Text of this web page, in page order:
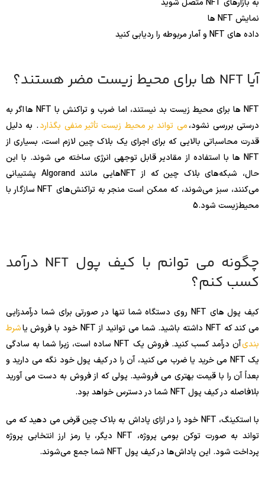
به بازارهای NFT متصل شوید
نمایش NFT ها
داده های NFT و آمار مربوطه را ردیابی کنید
آیا NFT ها برای محیط زیست مضر هستند؟
NFT ها برای محیط زیست بد نیستند، اما ضرب و تراکنش با NFT ها اگر به
درستی بررسی نشود،می تواند بر محیط زیست تأثیر منفی بگذارد. به دلیل
قدرت محاسباتی بالایی که برای اجرای یک بلاک چین لازم است، بسیاری از
NFT ها با استفاده از مقادیر قابل توجهی انرژی ساخته می شوند. با این
حال، شبکه‌های بلاک چین که از NFT‌هایی مانند Algorand پشتیبانی
می‌کنند، سبز می‌شوند، که ممکن است منجر به تراکنش‌های NFT سازگار با
محیط‌زیست شود.5
چگونه می توانم با کیف پول NFT درآمد
کسب کنم؟
کیف پول های NFT روی دستگاه شما تنها در صورتی برای شما درآمدزایی
می کند که NFT داشته باشید. شما می توانید از NFT خود با فروش یا
شرط
بندی
آن درآمد کسب کنید. فروش یک NFT ساده است، زیرا شما به سادگی
یک NFT می خرید یا ضرب می کنید، آن را در کیف پول خود نگه می دارید و
بعداً آن را با قیمت بهتری می فروشید. پولی که از فروش به دست می آورید
بلافاصله در کیف پول NFT شما در دسترس خواهد بود.
با استکینگ، NFT خود را در ازای پاداش به بلاک چین قرض می دهید که می
تواند به صورت توکن بومی پروژه، NFT دیگر، یا رمز ارز انتخابی پروژه
پرداخت شود. این پاداش‌ها در کیف پول NFT شما جمع می‌شوند.